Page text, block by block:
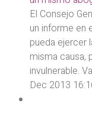
El Consejo
un informe en
pueda ejercer
misma causa,
invulnerable.
Dec 2013